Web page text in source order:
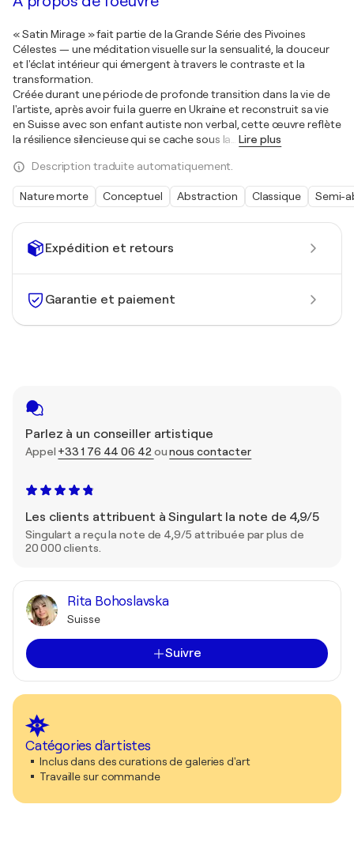
Expédition et retours
Garantie et paiement
Parlez à un conseiller artistique
Appel +33 1 76 44 06 42 ounous contacter
Les clients attribuent à Singulart la note de 4,9/5
Singulart a reçu la note de 4,9/5 attribuée par plus de
20 000 clients.
Rita Bohoslavska
Suisse
Suivre
Catégories d'artistes
Inclus dans des curations de galeries d'art
Travaille sur commande
« Satin Mirage » fait partie de la Grande Série des Pivoines
Célestes — une méditation visuelle sur la sensualité, la douceur
et l'éclat intérieur qui émergent à travers le contraste et la
transformation.
Créée durant une période de profonde transition dans la vie de
l'artiste, après avoir fui la guerre en Ukraine et reconstruit sa vie
en Suisse avec son enfant autiste non verbal, cette œuvre reflète
la résilience silencieuse qui se cache sous la
Lire plus
Description traduite automatiquement.
Nature morte Conceptuel Abstraction Classique Semi-